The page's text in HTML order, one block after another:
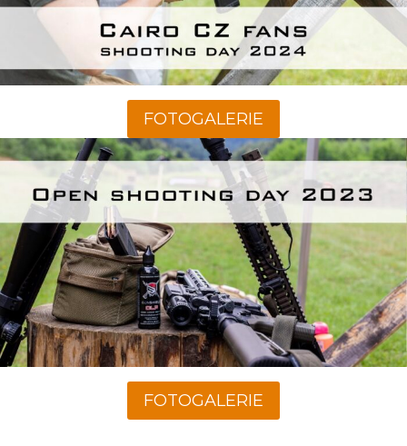
FOTOGALERIE
FOTOGALERIE